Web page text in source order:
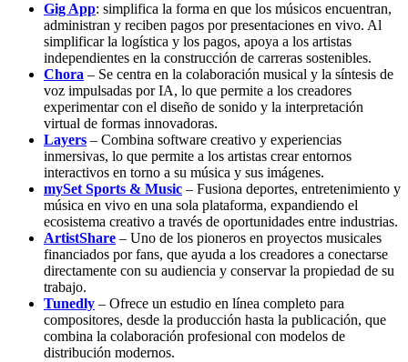
Gig App: simplifica la forma en que los músicos encuentran,
administran y reciben pagos por presentaciones en vivo. Al
simplificar la logística y los pagos, apoya a los artistas
independientes en la construcción de carreras sostenibles.
Chora – Se centra en la colaboración musical y la síntesis de
voz impulsadas por IA, lo que permite a los creadores
experimentar con el diseño de sonido y la interpretación
virtual de formas innovadoras.
Layers – Combina software creativo y experiencias
inmersivas, lo que permite a los artistas crear entornos
interactivos en torno a su música y sus imágenes.
mySet Sports & Music – Fusiona deportes, entretenimiento y
música en vivo en una sola plataforma, expandiendo el
ecosistema creativo a través de oportunidades entre industrias.
ArtistShare – Uno de los pioneros en proyectos musicales
financiados por fans, que ayuda a los creadores a conectarse
directamente con su audiencia y conservar la propiedad de su
trabajo.
Tunedly – Ofrece un estudio en línea completo para
compositores, desde la producción hasta la publicación, que
combina la colaboración profesional con modelos de
distribución modernos.